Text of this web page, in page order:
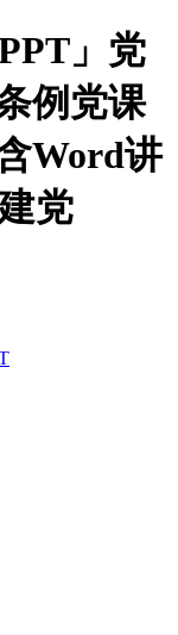
」党
例党课
Word讲
党